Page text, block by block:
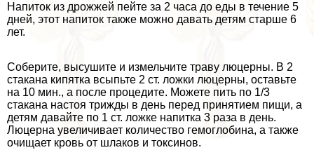
Напиток из дрожжей пейте за 2 часа до еды в течение 5
дней, этот напиток также можно давать детям старше 6
лет.
Соберите, высушите и измельчите траву люцерны. В 2
стакана кипятка всыпьте 2 ст. ложки люцерны, оставьте
на 10 мин., а после процедите. Можете пить по 1/3
стакана настоя трижды в день перед принятием пищи, а
детям давайте по 1 ст. ложке напитка 3 раза в день.
Люцерна увеличивает количество гемоглобина, а также
очищает кровь от шлаков и токсинов.